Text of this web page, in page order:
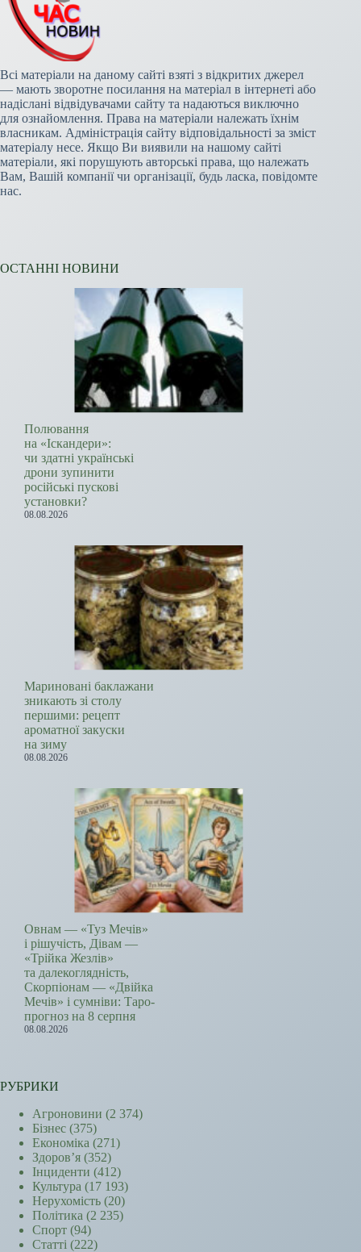
Всі матеріали на даному сайті взяті з відкритих джерел
— мають зворотне посилання на матеріал в інтернеті або
надіслані відвідувачами сайту та надаються виключно
для ознайомлення. Права на матеріали належать їхнім
власникам. Адміністрація сайту відповідальності за зміст
матеріалу несе. Якщо Ви виявили на нашому сайті
матеріали, які порушують авторські права, що належать
Вам, Вашій компанії чи організації, будь ласка, повідомте
нас.
ОСТАННІ НОВИНИ
Полювання
на «Іскандери»:
чи здатні українські
дрони зупинити
російські пускові
установки?
08.08.2026
Мариновані баклажани
зникають зі столу
першими: рецепт
ароматної закуски
на зиму
08.08.2026
Овнам — «Туз Мечів»
і рішучість, Дівам —
«Трійка Жезлів»
та далекоглядність,
Скорпіонам — «Двійка
Мечів» і сумніви: Таро-
прогноз на 8 серпня
08.08.2026
РУБРИКИ
Агроновини (2 374)
Бізнес (375)
Економіка (271)
Здоров’я (352)
Інциденти (412)
Культура (17 193)
Нерухомість (20)
Політика (2 235)
Спорт (94)
Статті (222)